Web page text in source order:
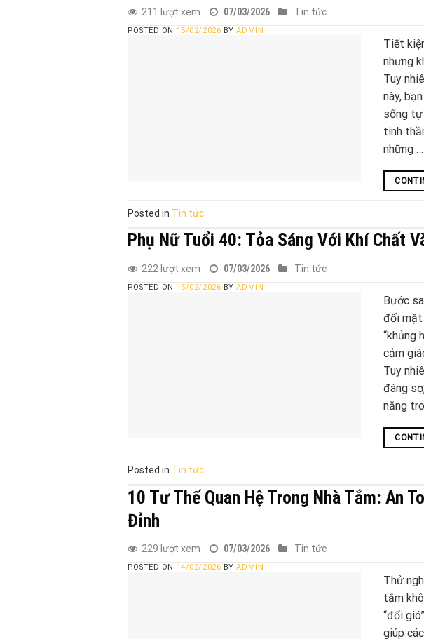
211 lượt xem 07/03/2026 Tin tức
POSTED ON 15/02/2026 BYADMIN
Tiết
nhưng
Tuy
này,
sống
tinh
những …
Posted in Tin tức
Phụ Nữ Tuổi 40: Tỏa Sáng Với Khí Chất
222 lượt xem 07/03/2026 Tin tức
POSTED ON 15/02/2026 BYADMIN
Bước
đối mặt
“khủng
cảm
Tuy
đáng
năng
Posted in Tin tức
10 Tư Thế Quan Hệ Trong Nhà Tắm: An
Đỉnh
229 lượt xem 07/03/2026 Tin tức
POSTED ON 14/02/2026 BYADMIN
Thử
tắm
“đổi
giúp